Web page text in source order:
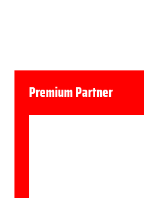
Premium Partner